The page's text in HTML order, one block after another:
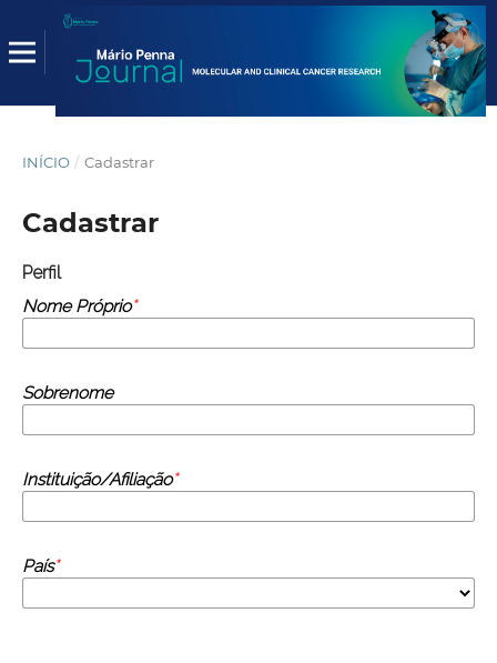
INÍCIO / Cadastrar
Cadastrar
Perfil
Nome Próprio*
Sobrenome
Instituição/Afiliação*
País*